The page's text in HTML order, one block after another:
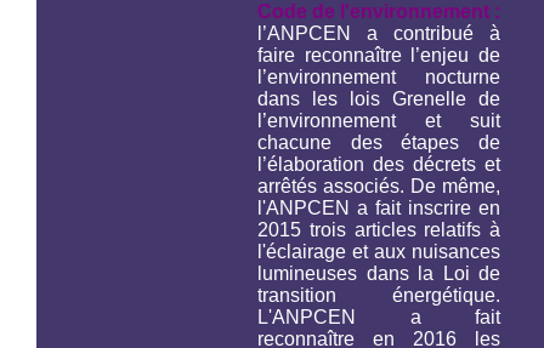
Code de l'environnement :
l’ANPCEN a contribué à
faire reconnaître l’enjeu de
l’environnement nocturne
dans les lois Grenelle de
l’environnement et suit
chacune des étapes de
l’élaboration des décrets et
arrêtés associés. De même,
l'ANPCEN a fait inscrire en
2015 trois articles relatifs à
l'éclairage et aux nuisances
lumineuses dans la Loi de
transition énergétique.
L'ANPCEN a fait
reconnaître en 2016 les